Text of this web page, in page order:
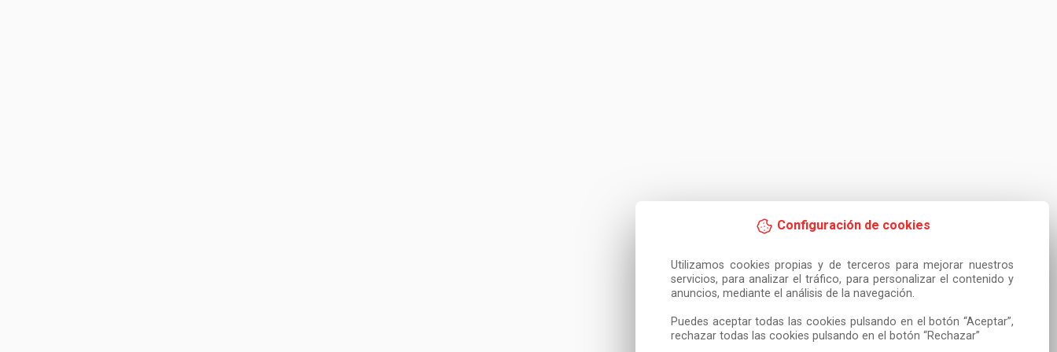
Configuración de cookies
Utilizamos cookies propias y de terceros para mejorar nuestros
servicios, para analizar el tráfico, para personalizar el contenido y
anuncios, mediante el análisis de la navegación.
Puedes aceptar todas las cookies pulsando en el botón “Aceptar”,
rechazar todas las cookies pulsando en el botón “Rechazar”